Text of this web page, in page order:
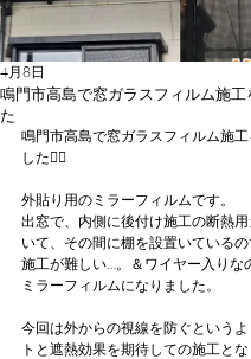
鳴門市高島で窓ガラスフィルム施工
た
4月8日
鳴門市高島で窓ガラスフィルム施工
した🙇‍♂
外貼り用のミラーフィルムです。
出窓で、内側に後付け施工の断熱
いて、その間に棚を設置いている
施工が難しい…。＆ワイヤー入りな
ミラーフィルムになりました。
今回は外からの視線を防ぐという
トと遮熱効果を期待しての施工とな